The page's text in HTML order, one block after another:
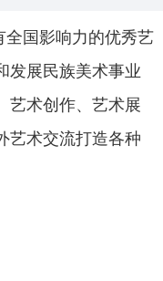
国影响力的优秀艺
发展民族美术事业
艺术创作、艺术展
艺术交流打造各种